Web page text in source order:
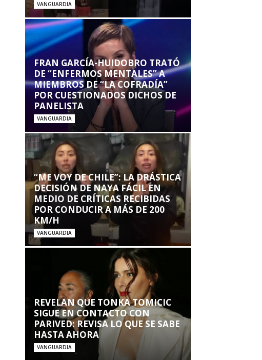
VANGUARDIA
FRAN GARCÍA-HUIDOBRO TRATÓ
DE “ENFERMOS MENTALES” A
MIEMBROS DE “LA COFRADÍA”
POR CUESTIONADOS DICHOS DE
PANELISTA
VANGUARDIA
“ME VOY DE CHILE”: LA DRÁSTICA
DECISIÓN DE NAYA FÁCIL EN
MEDIO DE CRÍTICAS RECIBIDAS
POR CONDUCIR A MÁS DE 200
KM/H
VANGUARDIA
REVELAN QUE TONKA TOMICIC
SIGUE EN CONTACTO CON
PARIVED: REVISA LO QUE SE SABE
HASTA AHORA
VANGUARDIA